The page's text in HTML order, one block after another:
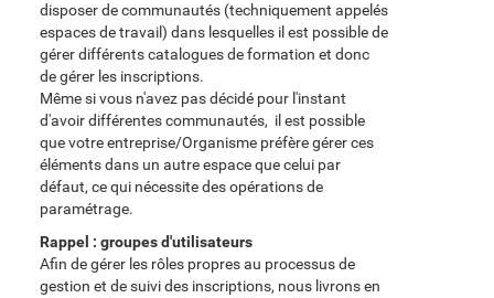
disposer de communautés (techniquement appelés
espaces de travail) dans lesquelles il est possible de
gérer différents catalogues de formation et donc
de gérer les inscriptions.
Même si vous n'avez pas décidé pour l'instant
d'avoir différentes communautés, il est possible
que votre entreprise/Organisme préfère gérer ces
éléments dans un autre espace que celui par
défaut, ce qui nécessite des opérations de
paramétrage.
Rappel : groupes d'utilisateurs
Afin de gérer les rôles propres au processus de
gestion et de suivi des inscriptions, nous livrons en